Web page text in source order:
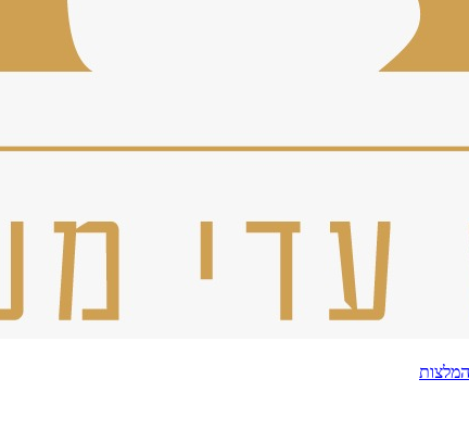
המלצות